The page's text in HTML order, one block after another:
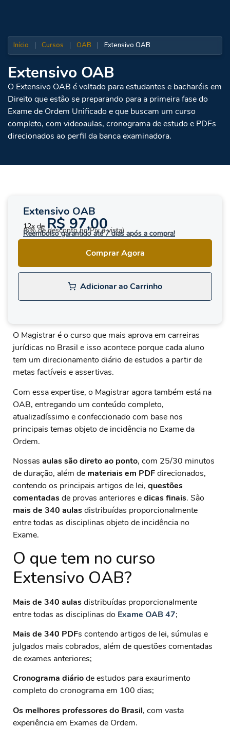
Início | Cursos | OAB | Extensivo OAB
Extensivo OAB
O Extensivo OAB é voltado para estudantes e bacharéis em
Direito que estão se preparando para a primeira fase do
Exame de Ordem Unificado e que buscam um curso
completo, com videoaulas, cronograma de estudo e PDFs
direcionados ao perfil da banca examinadora.
O Magistrar é o curso que mais aprova em carreiras
jurídicas no Brasil e isso acontece porque cada aluno
tem um direcionamento diário de estudos a partir de
metas factíveis e assertivas.
Com essa expertise, o Magistrar agora também está na
OAB, entregando um conteúdo completo,
atualizadíssimo e confeccionado com base nos
principais temas objeto de incidência no Exame da
Ordem.
Nossas aulas são direto ao ponto, com 25/30 minutos
de duração, além de materiais em PDFdirecionados,
contendo os principais artigos de lei, questões
comentadasde provas anteriores edicas finais. São
mais de 340 aulasdistribuídas proporcionalmente
entre todas as disciplinas objeto de incidência no
Exame.
O que tem no curso
Extensivo OAB?
Mais de 340 aulasdistribuídas proporcionalmente
entre todas as disciplinas do Exame OAB 47;
Mais de 340 PDFs contendo artigos de lei, súmulas e
julgados mais cobrados, além de questões comentadas
de exames anteriores;
Cronograma diáriode estudos para exaurimento
completo do cronograma em 100 dias;
Os melhores professores do Brasil, com vasta
experiência em Exames de Ordem.
Extensivo OAB
12x de R$ 97,00
(5% de desconto no Pix à vista)
Reembolso garantido até 7 dias após a compra!
Comprar Agora
Adicionar ao Carrinho